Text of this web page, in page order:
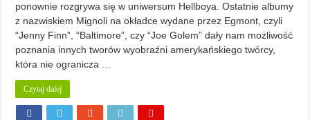
ponownie rozgrywa się w uniwersum Hellboya. Ostatnie albumy
z nazwiskiem Mignoli na okładce wydane przez Egmont, czyli
“Jenny Finn”, “Baltimore”, czy “Joe Golem” dały nam możliwość
poznania innych tworów wyobraźni amerykańskiego twórcy,
która nie ogranicza …
Czytaj dalej